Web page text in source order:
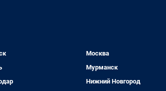
Москва
Мурманск
Нижний Новгород